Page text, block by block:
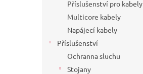
Příslušenství pro kabely
Multicore kabely
Napájecí kabely
Příslušenství
Ochranna sluchu
Stojany